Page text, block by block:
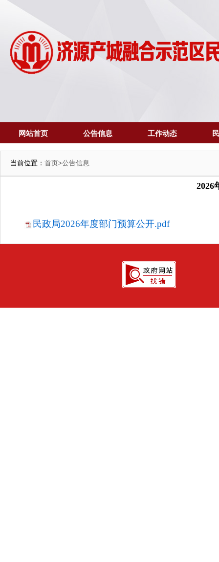
网站首页 公告信息 工作动态
当前位置： 首页 >公告信息
2026
民政局2026年度部门预算公开.pdf